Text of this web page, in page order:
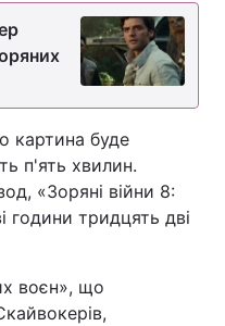
картина буде
п'ять хвилин.
«Зоряні війни 8:
години тридцять дві
воєн», що